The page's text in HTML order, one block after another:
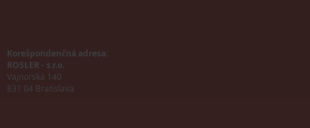
Korešpondenčná adresa:
ROSLER - s.r.o.
Vajnorská 140
831 04 Bratislava